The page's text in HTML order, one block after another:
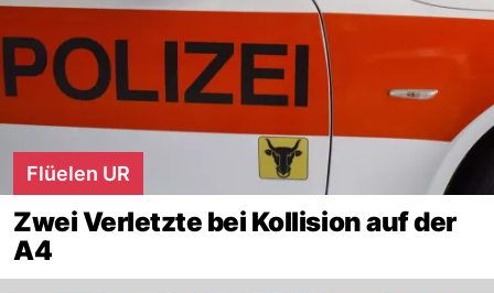
Flüelen UR
Zwei Verletzte bei Kollision auf der
A4